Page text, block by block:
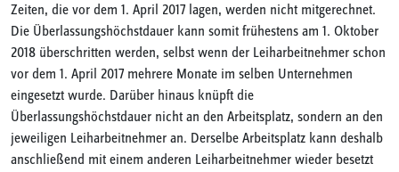
Zeiten, die vor dem 1. April 2017 lagen, werden nicht mitgerechnet.
Die Überlassungshöchstdauer kann somit frühestens am 1. Oktober
2018 überschritten werden, selbst wenn der Leiharbeitnehmer schon
vor dem 1. April 2017 mehrere Monate im selben Unternehmen
eingesetzt wurde. Darüber hinaus knüpft die
Überlassungshöchstdauer nicht an den Arbeitsplatz, sondern an den
jeweiligen Leiharbeitnehmer an. Derselbe Arbeitsplatz kann deshalb
anschließend mit einem anderen Leiharbeitnehmer wieder besetzt